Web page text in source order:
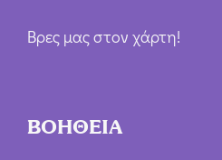
Βρες μας στον χάρτη!
ΒΟΗΘΕΙΑ